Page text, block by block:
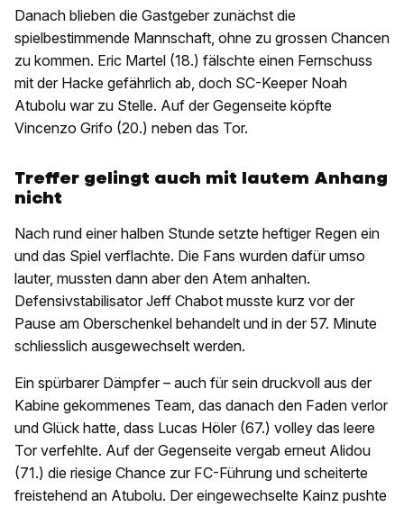
Danach blieben die Gastgeber zunächst die
spielbestimmende Mannschaft, ohne zu grossen Chancen
zu kommen. Eric Martel (18.) fälschte einen Fernschuss
mit der Hacke gefährlich ab, doch SC-Keeper Noah
Atubolu war zu Stelle. Auf der Gegenseite köpfte
Vincenzo Grifo (20.) neben das Tor.
Treffer gelingt auch mit lautem Anhang
nicht
Nach rund einer halben Stunde setzte heftiger Regen ein
und das Spiel verflachte. Die Fans wurden dafür umso
lauter, mussten dann aber den Atem anhalten.
Defensivstabilisator Jeff Chabot musste kurz vor der
Pause am Oberschenkel behandelt und in der 57. Minute
schliesslich ausgewechselt werden.
Ein spürbarer Dämpfer – auch für sein druckvoll aus der
Kabine gekommenes Team, das danach den Faden verlor
und Glück hatte, dass Lucas Höler (67.) volley das leere
Tor verfehlte. Auf der Gegenseite vergab erneut Alidou
(71.) die riesige Chance zur FC-Führung und scheiterte
freistehend an Atubolu. Der eingewechselte Kainz pushte